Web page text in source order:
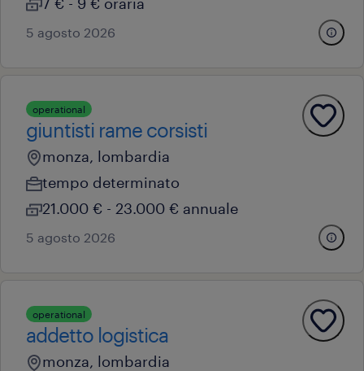
5 agosto 2026
operational
giuntisti rame corsisti
monza, lombardia
tempo determinato
21.000 € - 23.000 € annuale
5 agosto 2026
operational
addetto logistica
monza, lombardia